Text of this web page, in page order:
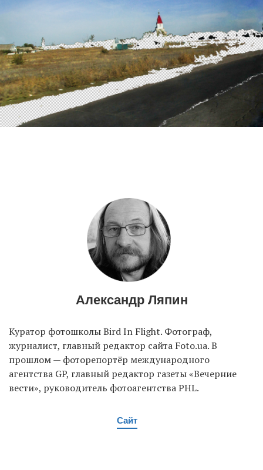
Александр Ляпин
Куратор фотошколы Bird In Flight. Фотограф,
журналист, главный редактор сайта Foto.ua. В
прошлом — фоторепортёр международного
агентства GP, главный редактор газеты «Вечерние
вести», руководитель фотоагентства PHL.
Сайт